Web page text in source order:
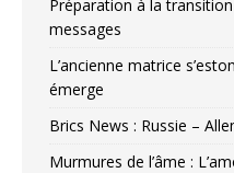
Préparation à la
messages
L’ancienne matrice
émerge
Brics News : Russie –
Murmures de l’âme :